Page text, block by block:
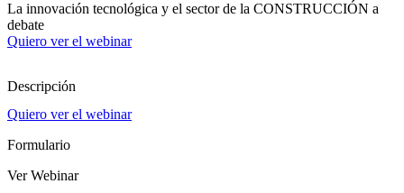
La innovación tecnológica y el sector de la CONSTRUCCIÓN a
debate
Quiero ver el webinar
Descripción
Quiero ver el webinar
Formulario
Ver Webinar